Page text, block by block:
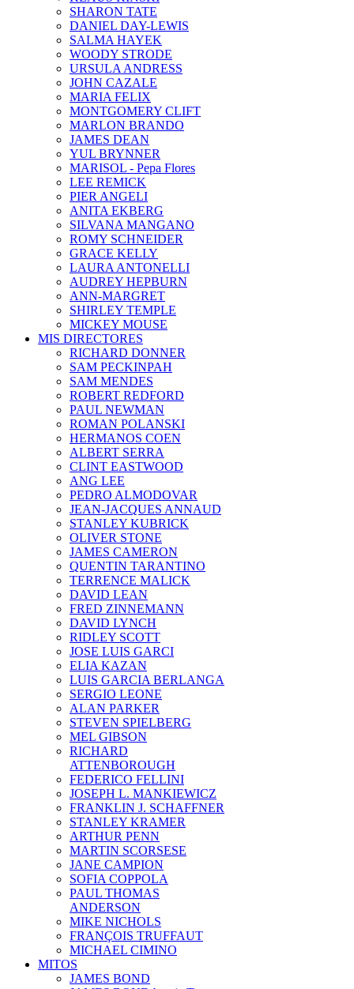
SHARON TATE
DANIEL DAY-LEWIS
SALMA HAYEK
WOODY STRODE
URSULA ANDRESS
JOHN CAZALE
MARIA FELIX
MONTGOMERY CLIFT
MARLON BRANDO
JAMES DEAN
YUL BRYNNER
MARISOL - Pepa Flores
LEE REMICK
PIER ANGELI
ANITA EKBERG
SILVANA MANGANO
ROMY SCHNEIDER
GRACE KELLY
LAURA ANTONELLI
AUDREY HEPBURN
ANN-MARGRET
SHIRLEY TEMPLE
MICKEY MOUSE
MIS DIRECTORES
RICHARD DONNER
SAM PECKINPAH
SAM MENDES
ROBERT REDFORD
PAUL NEWMAN
ROMAN POLANSKI
HERMANOS COEN
ALBERT SERRA
CLINT EASTWOOD
ANG LEE
PEDRO ALMODOVAR
JEAN-JACQUES ANNAUD
STANLEY KUBRICK
OLIVER STONE
JAMES CAMERON
QUENTIN TARANTINO
TERRENCE MALICK
DAVID LEAN
FRED ZINNEMANN
DAVID LYNCH
RIDLEY SCOTT
JOSE LUIS GARCI
ELIA KAZAN
LUIS GARCIA BERLANGA
SERGIO LEONE
ALAN PARKER
STEVEN SPIELBERG
MEL GIBSON
RICHARD
ATTENBOROUGH
FEDERICO FELLINI
JOSEPH L. MANKIEWICZ
FRANKLIN J. SCHAFFNER
STANLEY KRAMER
ARTHUR PENN
MARTIN SCORSESE
JANE CAMPION
SOFIA COPPOLA
PAUL THOMAS
ANDERSON
MIKE NICHOLS
FRANÇOIS TRUFFAUT
MICHAEL CIMINO
MITOS
JAMES BOND